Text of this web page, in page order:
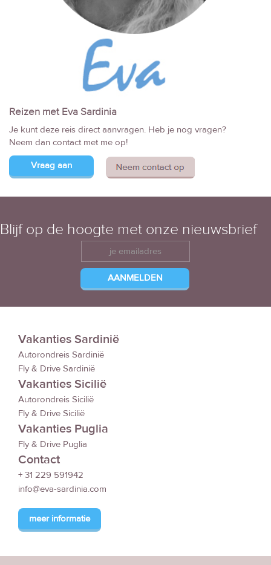
Reizen met Eva Sardinia
Je kunt deze reis direct aanvragen. Heb je nog vragen?
Neem dan contact met me op!
Vraag aan
Blijf op de hoogte met onze nieuwsbrief
Vakanties Sardinië
Autorondreis Sardinië
Fly & Drive Sardinië
Vakanties Sicilië
Autorondreis Sicilië
Fly & Drive Sicilië
Vakanties Puglia
Fly & Drive Puglia
Contact
+ 31 229 591942
info@eva-sardinia.com
meer informatie